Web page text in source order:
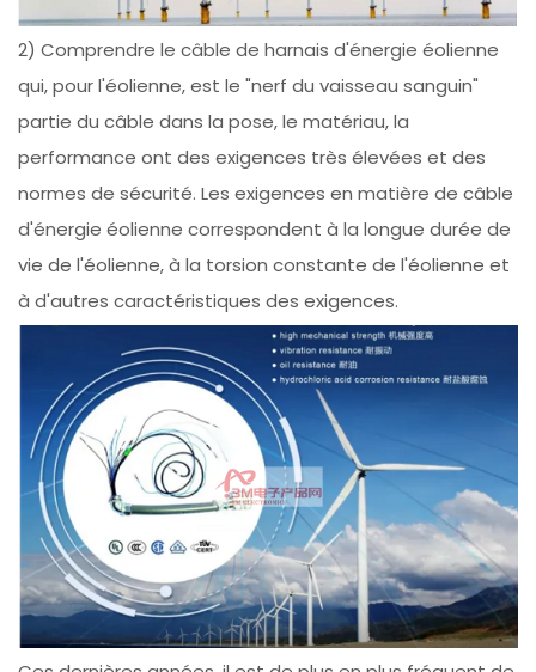
2) Comprendre le câble de harnais d'énergie éolienne
qui, pour l'éolienne, est le "nerf du vaisseau sanguin"
partie du câble dans la pose, le matériau, la
performance ont des exigences très élevées et des
normes de sécurité. Les exigences en matière de câble
d'énergie éolienne correspondent à la longue durée de
vie de l'éolienne, à la torsion constante de l'éolienne et
à d'autres caractéristiques des exigences.